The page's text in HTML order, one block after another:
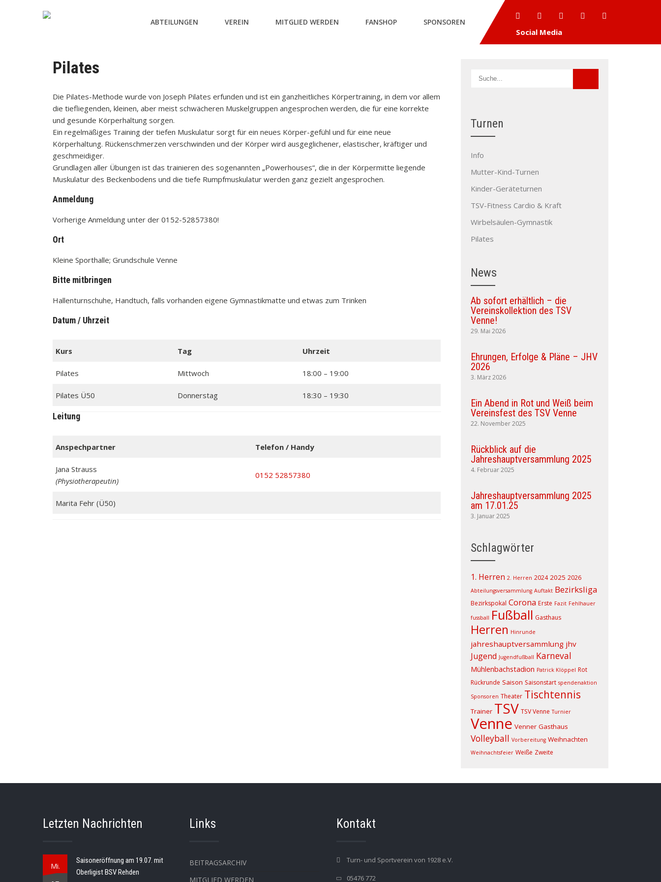
Social Media
ABTEILUNGEN VEREIN MITGLIED WERDEN FANSHOP SPONSOREN
Pilates
Die Pilates-Methode wurde von Joseph Pilates erfunden und ist ein ganzheitliches Körpertraining, in dem vor allem
die tiefliegenden, kleinen, aber meist schwächeren Muskelgruppen angesprochen werden, die für eine korrekte
und gesunde Körperhaltung sorgen.
Ein regelmäßiges Training der tiefen Muskulatur sorgt für ein neues Körper-gefühl und für eine neue
Körperhaltung. Rückenschmerzen verschwinden und der Körper wird ausgeglichener, elastischer, kräftiger und
geschmeidiger.
Grundlagen aller Übungen ist das trainieren des sogenannten „Powerhouses“, die in der Körpermitte liegende
Muskulatur des Beckenbodens und die tiefe Rumpfmuskulatur werden ganz gezielt angesprochen.
Anmeldung
Vorherige Anmeldung unter der 0152-52857380!
Ort
Kleine Sporthalle; Grundschule Venne
Bitte mitbringen
Hallenturnschuhe, Handtuch, falls vorhanden eigene Gymnastikmatte und etwas zum Trinken
Datum / Uhrzeit
Kurs Tag Uhrzeit
Pilates Mittwoch 18:00 – 19:00
Pilates Ü50 Donnerstag 18:30 – 19:30
Leitung
Anspechpartner Telefon / Handy
Jana Strauss
(Physiotherapeutin)
0152 52857380
Marita Fehr (Ü50)
Turnen
Info
Mutter-Kind-Turnen
Kinder-Geräteturnen
TSV-Fitness Cardio & Kraft
Wirbelsäulen-Gymnastik
Pilates
News
Ab sofort erhältlich – die
Vereinskollektion des TSV
Venne!
29. Mai 2026
Ehrungen, Erfolge & Pläne – JHV
2026
3. März 2026
Ein Abend in Rot und Weiß beim
Vereinsfest des TSV Venne
22. November 2025
Rückblick auf die
Jahreshauptversammlung 2025
4. Februar 2025
Jahreshauptversammlung 2025
am 17.01.25
3. Januar 2025
Schlagwörter
1. Herren 2. Herren 2024 2025 2026
Abteilungsversammlung Auftakt Bezirksliga
Bezirkspokal Corona Erste Fazit Fehlhauer
fussball Fußball Gasthaus
Herren Hinrunde
jahreshauptversammlung jhv
Jugend Jugendfußball Karneval
Mühlenbachstadion Patrick Klöppel Rot
Rückrunde Saison Saisonstart spendenaktion
Sponsoren Theater Tischtennis
Trainer TSV TSV Venne Turnier
Venne Venner Gasthaus
Volleyball Vorbereitung Weihnachten
Weihnachtsfeier Weiße Zweite
Letzten Nachrichten
Mi.
Saisoneröffnung am 19.07. mit
Oberligist BSV Rehden
Links
BEITRAGSARCHIV
MITGLIED WERDEN
Kontakt
Turn- und Sportverein von 1928 e.V.
05476 772